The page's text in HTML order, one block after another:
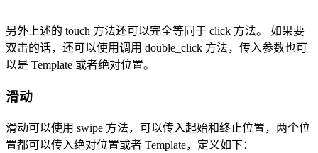
另外上述的 touch 方法还可以完全等同于 click 方法。 如果要
双击的话，还可以使用调用 double_click 方法，传入参数也可
以是 Template 或者绝对位置。
滑动
滑动可以使用 swipe 方法，可以传入起始和终止位置，两个位
置都可以传入绝对位置或者 Template，定义如下：